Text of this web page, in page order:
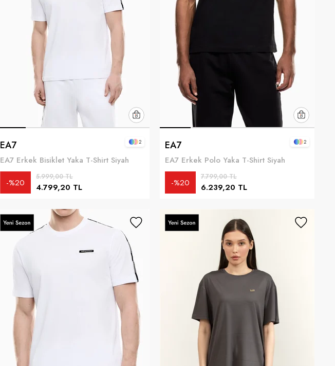
EA7
EA7 Erkek Bisiklet Yaka T-Shirt Siyah
4.799,20 TL
5.999,00 TL
%20
2 EA7
EA7 Erkek Polo Yaka T-Shirt Siyah
6.239,20 TL
7.799,00 TL
%20
2